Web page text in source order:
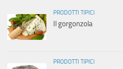
PRODOTTI TIPICI
Il gorgonzola
PRODOTTI TIPICI